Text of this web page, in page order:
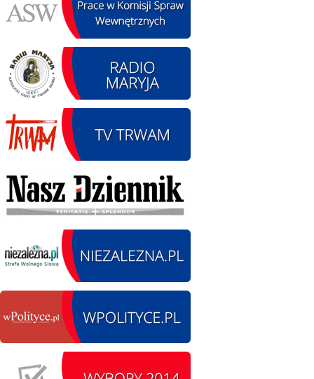
SIERPIEŃ
12
12.08.2026 r. -
Oddanie drogi.
Kiełbasy
czytaj więcej
SIERPIEŃ
13
Pojazdów
Ożarów
czytaj więcej
14
Kiernozkiego Dzika.
Kiernozia
czytaj więcej
15.08.2026 r. -Święto